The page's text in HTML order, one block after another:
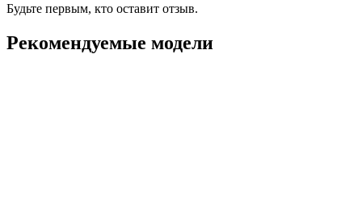
Будьте первым, кто оставит отзыв.
Рекомендуемые модели